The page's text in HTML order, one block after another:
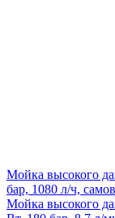
Мойка высокого
бар, 1080 л/ч,
Мойка высокого